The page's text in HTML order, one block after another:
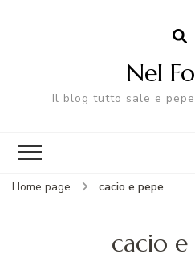
Nel
Il blog tutto sale e
Home page cacio e pepe
cacio e